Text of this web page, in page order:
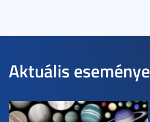
Aktuális